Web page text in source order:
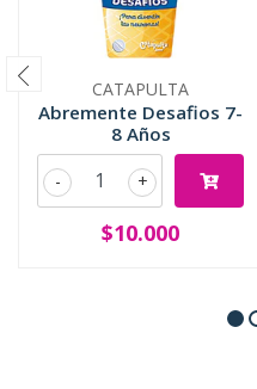
CATAPULTA
Abremente Desafios 7-
8 Años
+
-
$10.000